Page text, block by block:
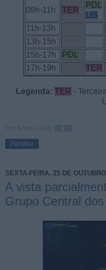
09h-11h TER
PDL
LIS
11h-13h
13h-15h
15h-17h
PDL
17h-19h
TER
Legenda: TER - Terceira
Ivo Sousa à(s) 00:00
Partilhar
SEXTA-FEIRA, 25 DE
A vista
Grupo Central